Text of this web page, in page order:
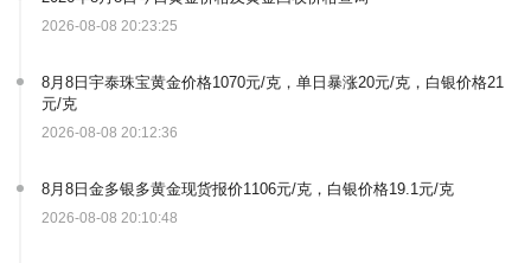
2026-08-08 20:23:25
8月8日宇泰珠宝黄金价格1070元/克，单日暴涨20元/克，白银价格21
元/克
2026-08-08 20:12:36
8月8日金多银多黄金现货报价1106元/克，白银价格19.1元/克
2026-08-08 20:10:48